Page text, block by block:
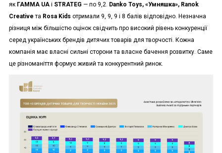
як ГАММА UAі STRATEG — по 9,2. Danko Toys, «Умняшка», Ranok
Creative та Rosa Kids отримали 9, 9, 9 і 8 балів відповідно. Незначна
різниця між більшістю оцінок свідчить про високий рівень конкуренції
серед українських брендів дитячих товарів для творчості. Кожна
компанія має власні сильні сторони та власне бачення розвитку. Саме
це різноманіття формує живий та конкурентний ринок.